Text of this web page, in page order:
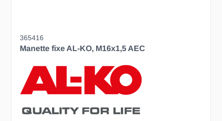
365416
Manette fixe AL-KO, M16x1,5 AEC